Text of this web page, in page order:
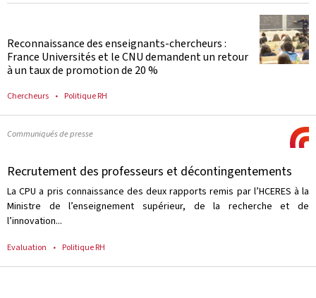
Reconnaissance des enseignants-chercheurs :
France Universités et le CNU demandent un retour
à un taux de promotion de 20 %
Chercheurs Politique RH
Communiqués de presse
Recrutement des professeurs et décontingentements
La CPU a pris connaissance des deux rapports remis par l’HCERES à la
Ministre de l’enseignement supérieur, de la recherche et de
l’innovation...
Evaluation Politique RH